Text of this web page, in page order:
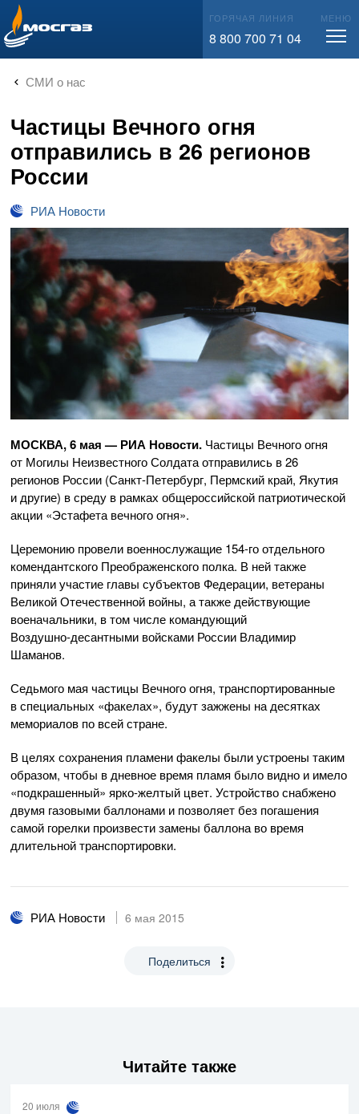
info@mos-gaz.ru ГОРЯЧАЯ ЛИНИЯ
8 800 700 71 04
МЕНЮ
СМИ о нас
Частицы Вечного огня
отправились в 26 регионов
России
РИА Новости
МОСКВА, 6 мая — РИА Новости. Частицы Вечного огня
от Могилы Неизвестного Солдата отправились в 26
регионов России (Санкт-Петербург, Пермский край, Якутия
и другие) в среду в рамках общероссийской патриотической
акции «Эстафета вечного огня».
Церемонию провели военнослужащие 154-гоотдельного
комендантского Преображенского полка. В ней также
приняли участие главы субъектов Федерации, ветераны
Великой Отечественной войны, а также действующие
военачальники, в том числе командующий
Воздушно-десантными войсками России Владимир
Шаманов.
Седьмого мая частицы Вечного огня, транспортированные
в специальных «факелах», будут зажжены на десятках
мемориалов по всей стране.
В целях сохранения пламени факелы были устроены таким
образом, чтобы в дневное время пламя было видно и имело
«подкрашенный» ярко-желтый цвет. Устройство снабжено
двумя газовыми баллонами и позволяет без погашения
самой горелки произвести замены баллона во время
длительной транспортировки.
РИА Новости 6 мая 2015
Поделиться
Читайте также
20 июля